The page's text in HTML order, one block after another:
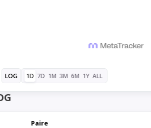
LOG 1D 7D 1M 3M 6M 1Y ALL
Paire